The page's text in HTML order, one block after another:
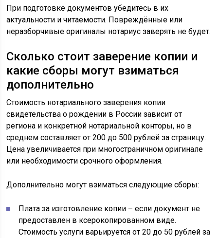
При подготовке документов убедитесь в их
актуальности и читаемости. Повреждённые или
неразборчивые оригиналы нотариус заверять не будет.
Сколько стоит заверение копии и
какие сборы могут взиматься
дополнительно
Стоимость нотариального заверения копии
свидетельства о рождении в России зависит от
региона и конкретной нотариальной конторы, но в
среднем составляет от 200 до 500 рублей за страницу.
Цена увеличивается при многостраничном оригинале
или необходимости срочного оформления.
Дополнительно могут взиматься следующие сборы:
Плата за изготовление копии – если документ не
предоставлен в ксерокопированном виде.
Стоимость услуги варьируется от 20 до 50 рублей за